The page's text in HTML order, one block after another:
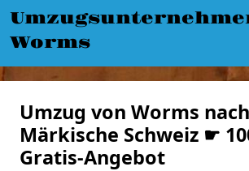
Worms
Umzug von Worms
Märkische Schweiz ☛
Gratis-Angebot